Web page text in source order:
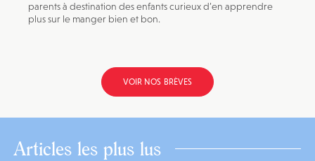
parents à destination des enfants curieux d’en apprendre
plus sur le manger bien et bon.
VOIR NOS BRÈVES
Articles les plus lus